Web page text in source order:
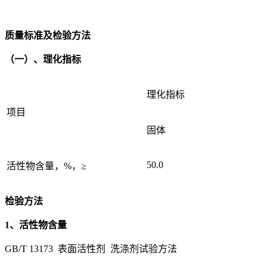
质量标准及检验方法
（一）、理化指标
项目
理化指标
固体
活性物含量，%，≥ 50.0
检验方法
1、活性物含量
GB/T 13173 表面活性剂 洗涤剂试验方法